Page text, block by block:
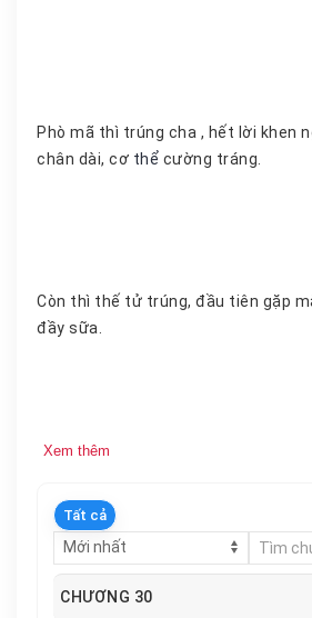
Phò mã thì trúng cha , hết lời khen ngợi ông vai rộng,
chân dài, cơ thể cường tráng.
Còn thì thế tử trúng, đầu tiên gặp mặt khiến cho dính
đầy sữa.
Xem thêm
Tất cả
CHƯƠNG 30